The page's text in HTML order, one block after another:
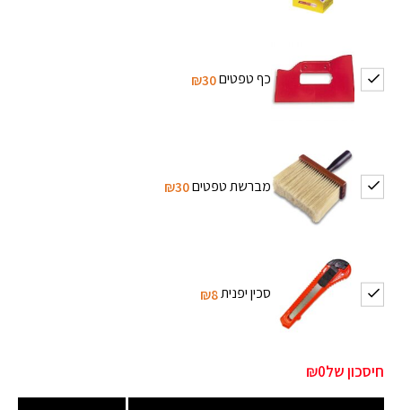
כף טפטים₪30
מברשת טפטים₪30
סכין יפנית₪8
חיסכון של₪0